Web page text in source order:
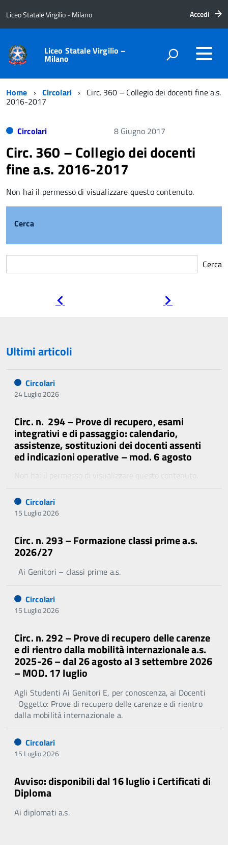
Liceo Statale Virgilio - Milano Accedi
Liceo Statale Virgilio –
Milano
Home Circolari Circ. 360 – Collegio dei docenti fine a.s.
2016-2017
Circolari 8 Giugno 2017
Circ. 360 – Collegio dei docenti
fine a.s. 2016-2017
Non hai il permesso di visualizzare questo contenuto.
Cerca
Cerca
Ultimi articoli
Circolari
24 Luglio 2026
Circ. n. 294 – Prove di recupero, esami
integrativi e di passaggio: calendario,
assistenze, sostituzioni dei docenti assenti
ed indicazioni operative – mod. 6 agosto
Circolari
15 Luglio 2026
Circ. n. 293 – Formazione classi prime a.s.
2026/27
Ai Genitori – classi prime a.s.
Circolari
15 Luglio 2026
Circ. n. 292 – Prove di recupero delle carenze
e di rientro dalla mobilità internazionale a.s.
2025-26 – dal 26 agosto al 3 settembre 2026
– MOD. 17 luglio
Agli Studenti Ai Genitori E, per conoscenza, ai Docenti
Oggetto: Prove di recupero delle carenze e di rientro
dalla mobilità internazionale a.
Circolari
15 Luglio 2026
Avviso: disponibili dal 16 luglio i Certificati di
Diploma
Ai diplomati a.s.